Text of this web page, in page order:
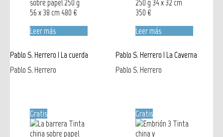
Leer más
Pablo S. Herrero | La cuerda
Pablo S. Herrero
Leer más
Pablo S. Herrero | La Caverna
Pablo S. Herrero
Gratis Gratis